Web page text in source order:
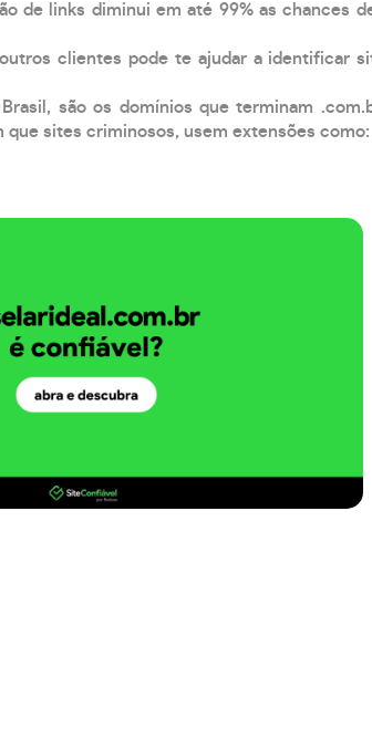
de links diminui em até 99% as chances
clientes pode te ajudar a identificar
são os domínios que terminam
sites criminosos, usem extensões